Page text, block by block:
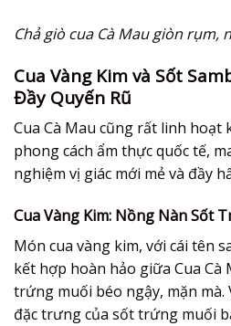
Chả giò cua Cà Mau giòn rụm,
Cua Vàng Kim và Sốt
Đầy Quyến Rũ
Cua Cà Mau cũng rất linh hoạt
phong cách ẩm thực quốc tế,
nghiệm vị giác mới mẻ và đầy
Cua Vàng Kim: Nồng Nàn Sốt
Món cua vàng kim, với cái tên
kết hợp hoàn hảo giữa Cua
trứng muối béo ngậy, mặn mà.
đặc trưng của sốt trứng muối